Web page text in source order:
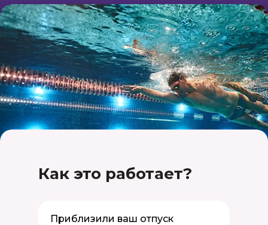
Приблизили ваш отпуск
Как это работает?